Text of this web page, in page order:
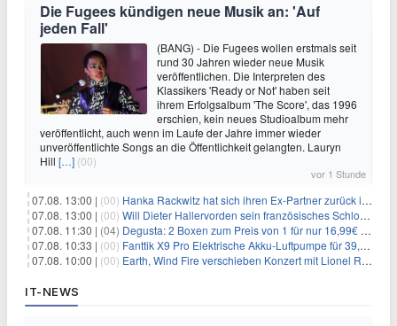
Die Fugees kündigen neue Musik an: 'Auf
jeden Fall'
(BANG) - Die Fugees wollen erstmals seit
rund 30 Jahren wieder neue Musik
veröffentlichen. Die Interpreten des
Klassikers 'Ready or Not' haben seit
ihrem Erfolgsalbum 'The Score', das 1996
erschien, kein neues Studioalbum mehr
veröffentlicht, auch wenn im Laufe der Jahre immer wieder
unveröffentlichte Songs an die Öffentlichkeit gelangten. Lauryn
Hill […] (00)
vor 1 Stunde
07.08. 13:00 | (00) Hanka Rackwitz hat sich ihren Ex-Partner zurück ins Haus geholt
07.08. 13:00 | (00) Will Dieter Hallervorden sein französisches Schloss verkaufen?
07.08. 11:30 | (04) Degusta: 2 Boxen zum Preis von 1 für nur 16,99€ inkl. Versand
07.08. 10:33 | (00) Fanttik X9 Pro Elektrische Akku-Luftpumpe für 39,99€
07.08. 10:00 | (00) Earth, Wind Fire verschieben Konzert mit Lionel Richie nach medizinischem Notfall
IT-NEWS